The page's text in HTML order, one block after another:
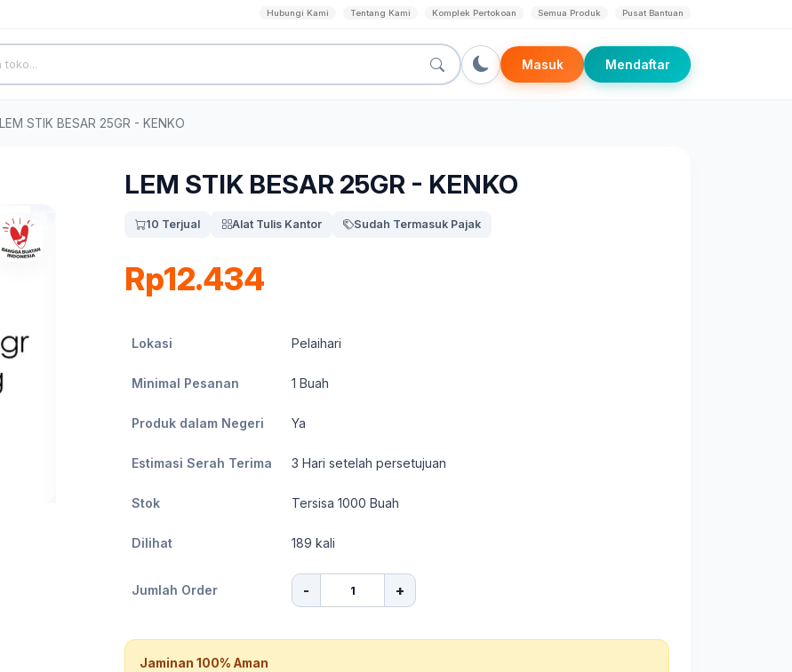
Hubungi Kami Tentang Kami Komplek Pertokoan Semua Produk Pusat Bantuan
Masuk Mendaftar
LEM STIK BESAR 25GR - KENKO
LEM STIK BESAR 25GR - KENKO
10 Terjual Alat Tulis Kantor Sudah Termasuk Pajak
Rp12.434
Lokasi Pelaihari
Minimal Pesanan 1 Buah
Produk dalam Negeri Ya
Estimasi Serah Terima 3 Hari setelah persetujuan
Stok Tersisa 1000 Buah
Dilihat 189 kali
Jumlah Order - +
Jaminan 100% Aman